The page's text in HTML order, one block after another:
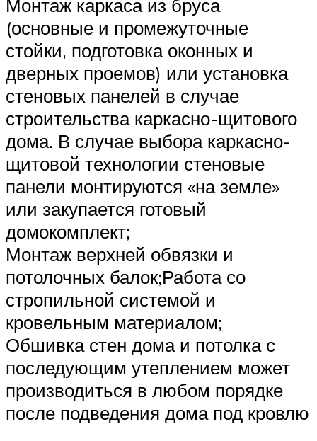
Монтаж каркаса из бруса
(основные и промежуточные
стойки, подготовка оконных и
дверных проемов) или установка
стеновых панелей в случае
строительства каркасно-щитового
дома. В случае выбора каркасно-
щитовой технологии стеновые
панели монтируются «на земле»
или закупается готовый
домокомплект;
Монтаж верхней обвязки и
потолочных балок;Работа со
стропильной системой и
кровельным материалом;
Обшивка стен дома и потолка с
последующим утеплением может
производиться в любом порядке
после подведения дома под кровлю